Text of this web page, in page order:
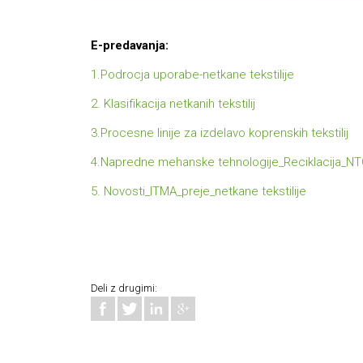
E-predavanja:
1.Podrocja uporabe-netkane tekstilije
2. Klasifikacija netkanih tekstilij
3.Procesne linije za izdelavo koprenskih tekstilij
4.Napredne mehanske
5. Novosti_ITMA_preje_netkane tekstilije
Deli z drugimi: